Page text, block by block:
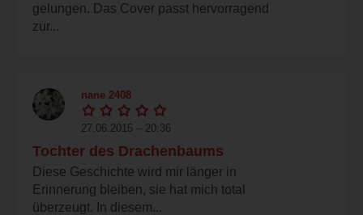
gelungen. Das Cover passt hervorragend
zur...
nane 2408
27.06.2015 – 20:36
Tochter des Drachenbaums
Diese Geschichte wird mir länger in
Erinnerung bleiben, sie hat mich total
überzeugt. In diesem...